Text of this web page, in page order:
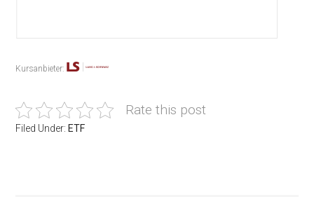
Kursanbieter:
Rate this post
Filed Under: ETF